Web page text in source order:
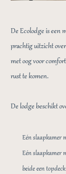
De Ecolodge is een
prachtig uitzicht
met oog voor
rust te komen.
De lodge beschikt
Eén slaapkamer
Eén slaapkamer
beide een topdeck.